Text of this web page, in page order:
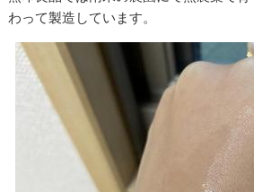
わって製造しています。